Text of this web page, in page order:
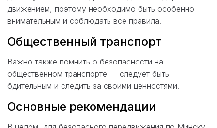
движением, поэтому необходимо быть особенно
внимательным и соблюдать все правила.
Общественный транспорт
Важно также помнить о безопасности на
общественном транспорте — следует быть
бдительным и следить за своими ценностями.
Основные рекомендации